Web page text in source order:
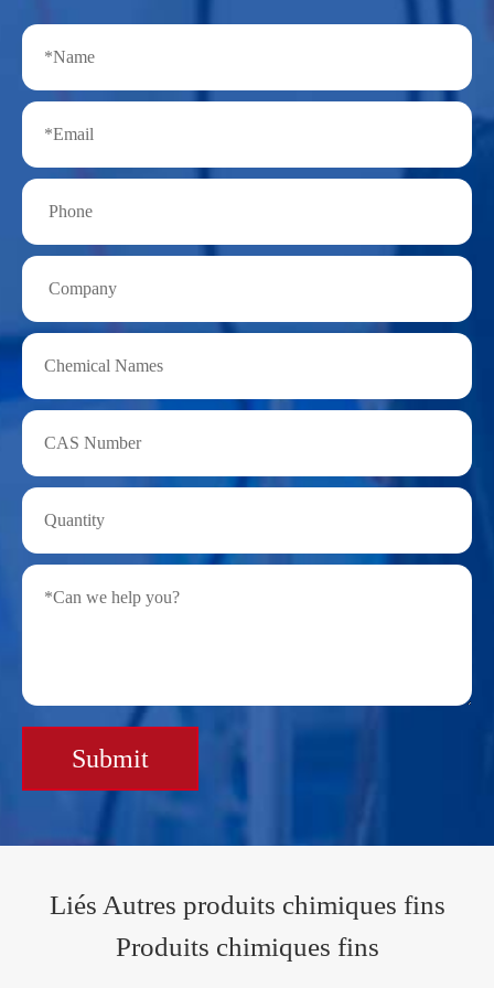
Submit
Liés Autres produits chimiques fins
Produits chimiques fins